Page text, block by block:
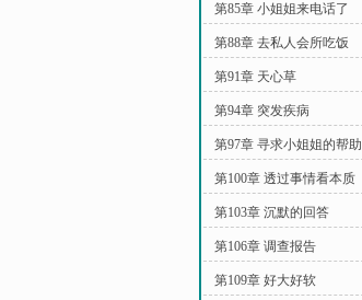
第85章 小姐姐来电话了
第88章 去私人会所吃饭
第91章 天心草
第94章 突发疾病
第97章 寻求小姐姐的帮助
第100章 透过事情看本质
第103章 沉默的回答
第106章 调查报告
第109章 好大好软